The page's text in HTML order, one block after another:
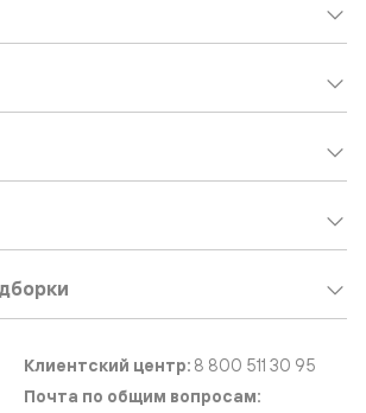
Клиентский центр: 8 800 511 30 95
Почта по общим вопросам: